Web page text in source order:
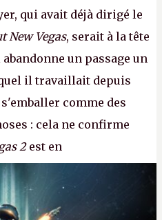
qui avait déjà dirigé le
New Vegas, serait à la tête
un passage un
il travaillait depuis
comme des
: cela ne confirme
2est en
l'on sait, ils bossent
ou
Fallout vs. Les
d'aujourd'hui n'est plus